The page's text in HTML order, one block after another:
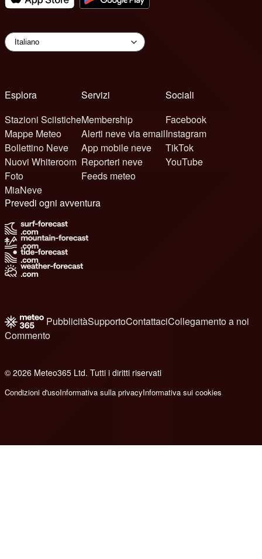
Esplora
Stazioni Sciistiche
Mappe Meteo
Bollettino Neve
Nuovi Whiteroom
Foto
MiaNeve
Servizi
Membership
Alerti neve via email
App mobile neve
Reporteri neve
Feeds meteo
Sociali
Facebook
Instagram
TikTok
YouTube
Prevedi ogni avventura
PubblicitàSupportoContattaciCollegamento a noi
Commento
© 2026 Meteo365 Ltd. Tutti i diritti riservati
Condizioni d'usoInformativa sulla privacyInformativa sui cookies